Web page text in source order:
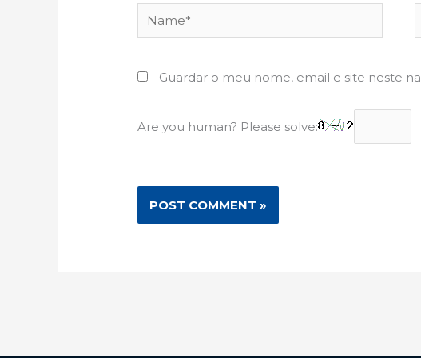
Name*
Guardar o meu nome, email e site neste
Are you human? Please solve: